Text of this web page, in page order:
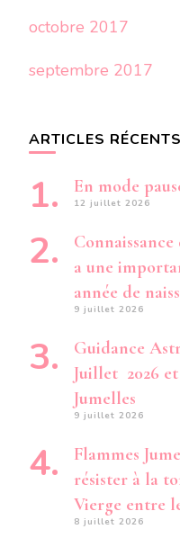
octobre 2017
septembre 2017
ARTICLES RÉCENTS
En mode
12 juillet 2026
a une
année de
9 juillet 2026
Guidance
Juillet 2026
Jumelles
9 juillet 2026
Flammes
résister à la
Vierge entre
8 juillet 2026